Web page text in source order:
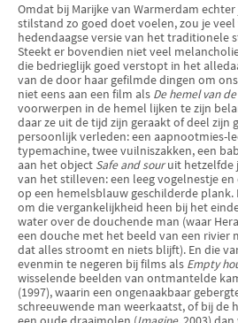
Omdat bij Marijke van Warmerdam
stilstand zo goed doet voelen, zou je veel
hedendaagse versie van hettraditionele
Steekt er bovendien niet veel
die bedrieglijk goed verstopt in het
van de door haar gefilmde dingen om
niet eens aan een film als De hemel van
voorwerpen in de hemel lijken te zijn
daar ze uit de tijd zijn geraakt of deel zijn
persoonlijk verleden: een aapnootmies-
typemachine, twee vuilniszakken, een
aan het object Safe and souruit hetzelfde
van het stilleven: een leeg vogelnestje
op een hemelsblauw geschilderde plank.
om die vergankelijkheid heen bij het
water over de douchende man (waar
een douche met het beeld van een rivier
dat alles stroomt en niets blijft). En die
evenmin te negeren bij films als Empty
wisselende beelden van ontmantelde
(1997), waarin een ongenaakbaar
schreeuwende man weerkaatst, of bij de